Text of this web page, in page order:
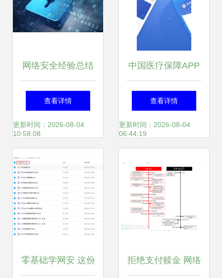
网络安全经验总结
注重细节，提升意
识
查看详情
更新时间：2026-08-04
10:58:08
中国医疗保障APP
v1.3.3 便捷下载指
南与软件简介
查看详情
更新时间：2026-08-04
06:44:19
零基础学网安 这份 拒绝支付赎金 网络